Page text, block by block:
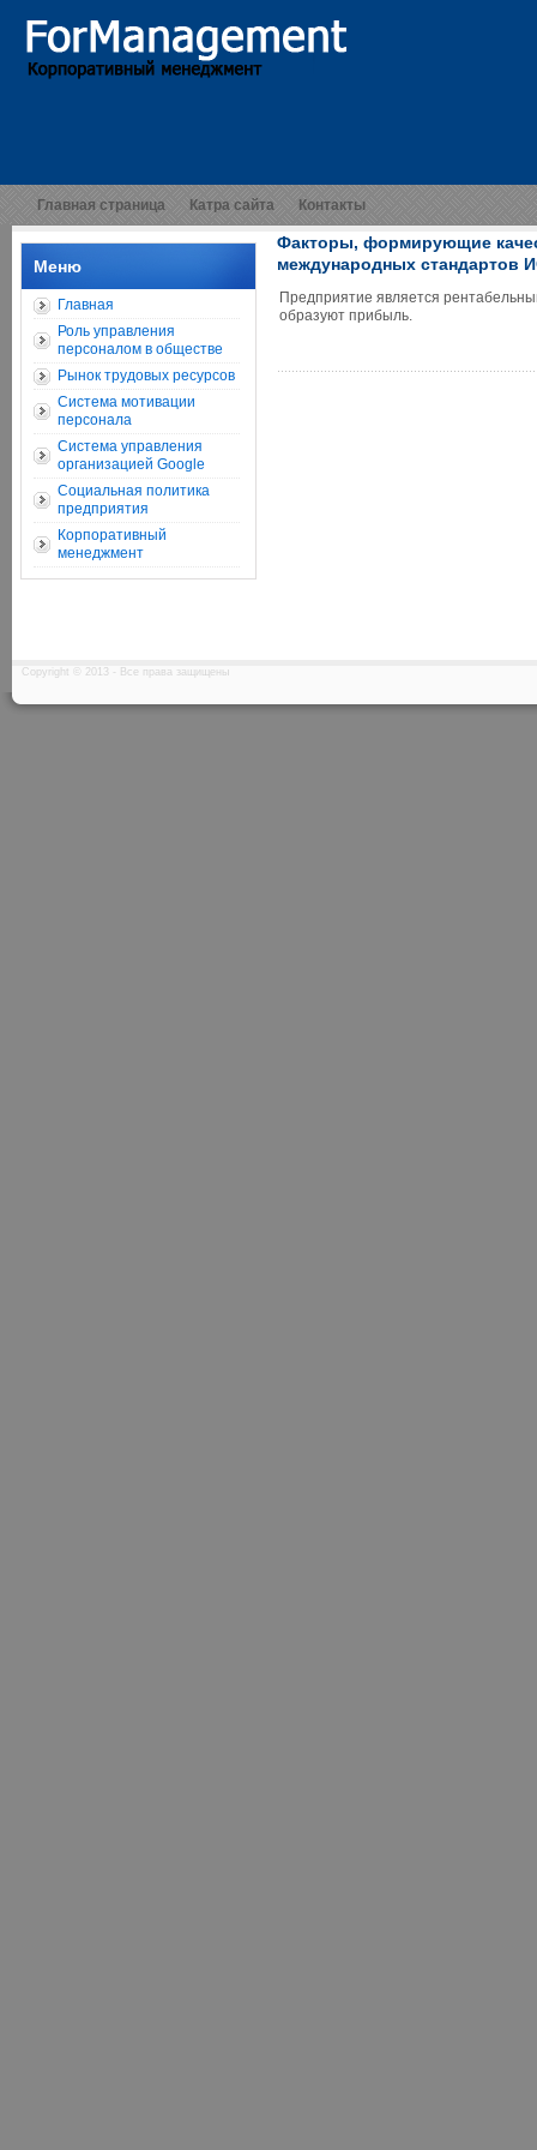
Главная страница Катра сайта Контакты
Меню
Главная
Роль управления
персоналом в обществе
Рынок трудовых ресурсов
Система мотивации
персонала
Система управления
организацией Google
Социальная политика
предприятия
Корпоративный
менеджмент
Факторы, формирующие
международных стандартов
Предприятие является
образуют прибыль.
Copyright © 2013 - Все права защищены